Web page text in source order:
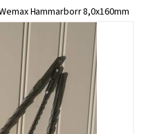
Hammarborr 8,0x160mm